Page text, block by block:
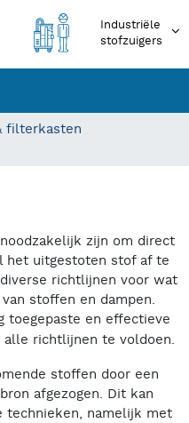
Industriële
stofzuigers
filterkasten
zijn om direct
het uitgestoten stof af te
richtlijnen voor wat
stoffen en dampen.
toegepaste en effectieve
richtlijnen te voldoen.
stoffen door een
afgezogen. Dit kan
technieken, namelijk met